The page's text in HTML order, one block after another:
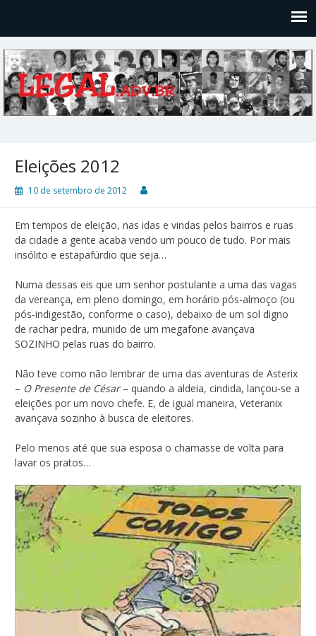
Eleições 2012
10 de setembro de 2012
Em tempos de eleição, nas idas e vindas pelos bairros e ruas
da cidade a gente acaba vendo um pouco de tudo. Por mais
insólito e estapafúrdio que seja…
Numa dessas eis que um senhor postulante a uma das vagas
da vereança, em pleno domingo, em horário pós-almoço (ou
pós-indigestão, conforme o caso), debaixo de um sol digno
de rachar pedra, munido de um megafone avançava
SOZINHO pelas ruas do bairro.
Não teve como não lembrar de uma das aventuras de Asterix
– O Presente de César– quando a aldeia, cindida, lançou-se a
eleições por um novo chefe. E, de igual maneira, Veteranix
avançava sozinho à busca de eleitores.
Pelo menos até que sua esposa o chamasse de volta para
lavar os pratos…